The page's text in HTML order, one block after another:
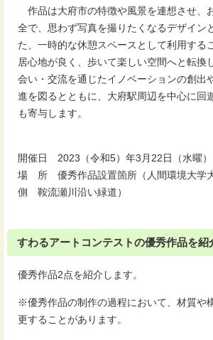
作品は大府市の特徴や風景を連想させ、
全で、思わず写真を撮りたくなるデザイン
た、一時的な休憩スペースとして利用する
居心地が良く、歩いて楽しい空間へと転換
会い・交流を通じたイノベーションの創出
進を図るとともに、大府駅周辺を中心に回
も寄与します。
開催日 2023（令和5）年3月22日（水曜
場 所 優秀作品設置箇所（人間環境大学
側 鞍流瀬川沿い緑道）
すわるアートコンテストの優秀作品を紹
優秀作品2点を紹介します。
※優秀作品の制作の過程において、材質や
更することがあります。